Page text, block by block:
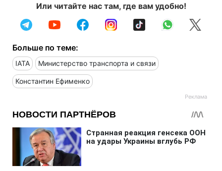
Или читайте нас там, где вам удобно!
Больше по теме:
IATA Министерство транспорта и связи
Константин Ефименко